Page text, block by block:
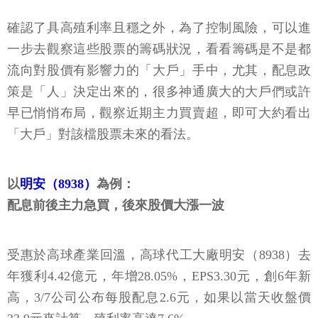
確認了具高殖利率且穩之外，為了控制風險，可以進
一步去觀察這些股票的籌碼狀況，看看籌碼是不是都
流向對股價有影響力的「大戶」手中，尤其，配息政
策是「人」決定出來的，很多神通廣大的大戶們或許
早已悄悄布局，觀察近期主力買賣超，即可大約看出
「大戶」對該檔股票未來的看法。
以明安（8938） 為例：
配息前後主力急買，後來股價大漲一波
受惠於高球產業回溫，高球代工大廠明安（8938）去
年獲利4.42億元，年增28.05%，EPS3.30元，創6年新
高，3/7公司公布每股配息2.6元，如果以當天收盤價